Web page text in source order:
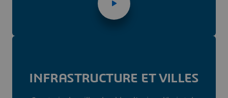
INFRASTRUC­TURE ET VILLES